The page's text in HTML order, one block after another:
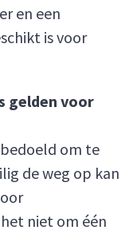
en een
is voor
gelden voor
om te
de weg op kan
niet om één